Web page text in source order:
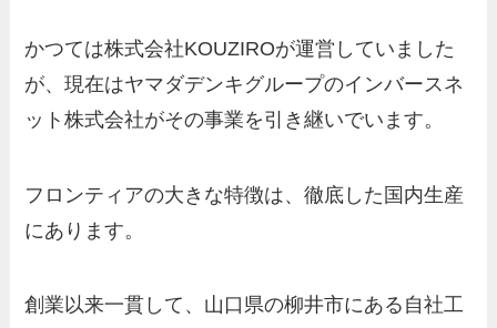
かつては株式会社KOUZIROが運営していました
が、現在はヤマダデンキグループのインバースネ
ット株式会社がその事業を引き継いでいます。
フロンティアの大きな特徴は、徹底した国内生産
にあります。
創業以来一貫して、山口県の柳井市にある自社工